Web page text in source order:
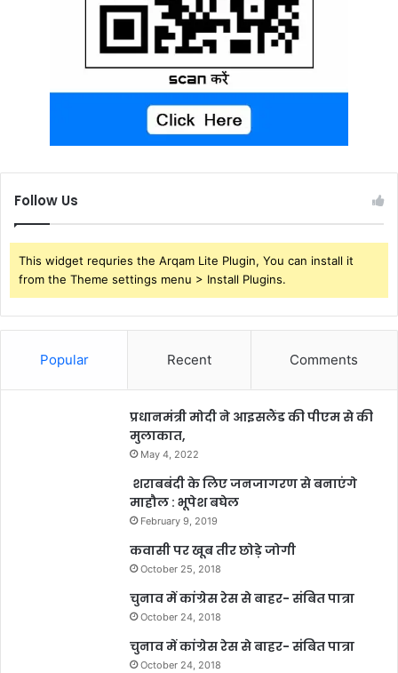
Follow Us
This widget requries the Arqam Lite Plugin, You can install it
from the Theme settings menu > Install Plugins.
Popular Recent Comments
प्रधानमंत्री मोदी ने आइसलैंड की पीएम से की
मुलाकात,
May 4, 2022
शराबबंदी के लिए जनजागरण से बनाएंगे
माहौल : भूपेश बघेल
February 9, 2019
कवासी पर खूब तीर छोड़े जोगी
October 25, 2018
चुनाव में कांग्रेस रेस से बाहर- संबित पात्रा
October 24, 2018
चुनाव में कांग्रेस रेस से बाहर- संबित पात्रा
October 24, 2018